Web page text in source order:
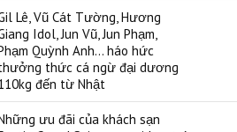
Lê, Vũ Cát Tường, Hương
Idol, Jun Vũ, Jun Phạm,
Quỳnh Anh… háo hức
thức cá ngừ đại dương
đến từ Nhật
ưu đãi của khách sạn